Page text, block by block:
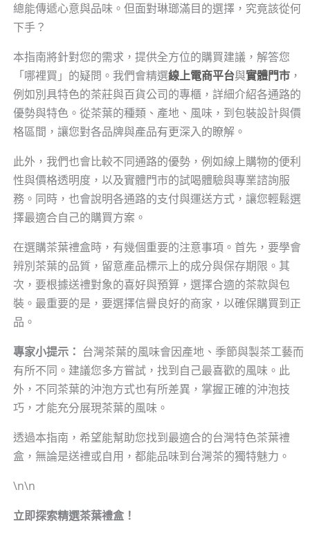
總能傳遞心意與品味。但面對琳瑯滿目的選擇，究竟該從何
下手？
本指南將針對您的需求，提供全方位的購買建議，解答您
「哪裡買」的疑問。我們會精選線上電商平台與實體門市，
例如別具特色的茶莊與百貨公司的專櫃，詳細介紹各通路的
優勢與特色。從茶葉的種類、產地、風味，到包裝設計與價
格區間，讓您對各品牌與產品有更深入的瞭解。
此外，我們也會比較不同通路的優勢，例如線上購物的便利
性與價格透明度，以及實體門市的試喝體驗與專業諮詢服
務。同時，也會說明各通路的支付與運送方式，讓您輕鬆選
擇最適合自己的購買方案。
在選購茶葉禮盒時，有幾個重要的注意事項。首先，要學會
辨別茶葉的品質，留意產品標示上的成分與保存期限。其
次，要根據送禮對象的喜好與預算，選擇合適的茶款與包
裝。最重要的是，要選擇信譽良好的商家，以確保購買到正
品。
專家小提示： 台灣茶葉的風味會因產地、季節與製茶工藝而
有所不同。建議您多方嘗試，找到自己最喜歡的風味。此
外，不同茶葉的沖泡方式也有所差異，掌握正確的沖泡技
巧，才能充分展現茶葉的風味。
透過本指南，希望能幫助您找到最適合的台灣特色茶葉禮
盒，無論是送禮或自用，都能品味到台灣茶的獨特魅力。
\n\n
立即探索精選茶葉禮盒！